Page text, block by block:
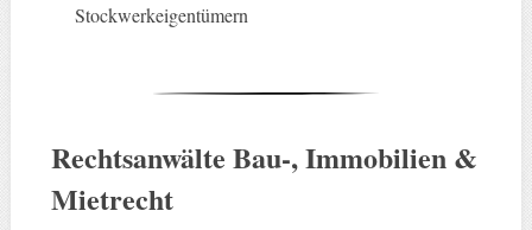
Stockwerkeigentümern
Rechtsanwälte Bau-, Immobilien &
Mietrecht